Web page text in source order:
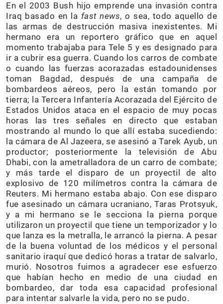
En el 2003 Bush hijo emprende una invasión contra
Iraq basado en la fast news, o sea, todo aquello de
las armas de destrucción masiva inexistentes. Mi
hermano era un reportero gráfico que en aquel
momento trabajaba para Tele 5 y es designado para
ir a cubrir esa guerra. Cuando los carros de combate
o cuando las fuerzas acorazadas estadounidenses
toman Bagdad, después de una campaña de
bombardeos aéreos, pero la están tomando por
tierra; la Tercera Infantería Acorazada del Ejército de
Estados Unidos ataca en el espacio de muy pocas
horas las tres señales en directo que estaban
mostrando al mundo lo que allí estaba sucediendo:
la cámara de Al Jazeera, se asesinó a Tarek Ayub, un
productor; posteriormente la televisión de Abu
Dhabi, con la ametralladora de un carro de combate;
y más tarde el disparo de un proyectil de alto
explosivo de 120 milímetros contra la cámara de
Reuters. Mi hermano estaba abajo. Con ese disparo
fue asesinado un cámara ucraniano, Taras Protsyuk,
y a mi hermano se le secciona la pierna porque
utilizaron un proyectil que tiene un temporizador y lo
que lanza es la metralla, le arrancó la pierna. A pesar
de la buena voluntad de los médicos y el personal
sanitario iraquí que dedicó horas a tratar de salvarlo,
murió. Nosotros fuimos a agradecer ese esfuerzo
que habían hecho en medio de una ciudad en
bombardeo, dar toda esa capacidad profesional
para intentar salvarle la vida, pero no se pudo.